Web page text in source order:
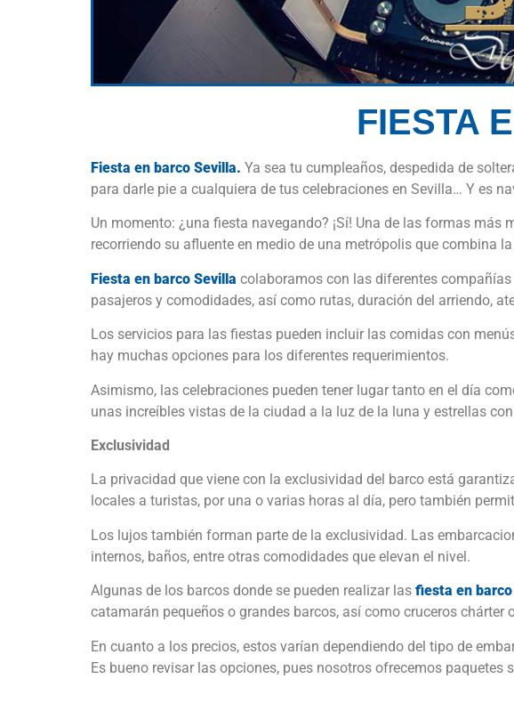
FIESTA
Fiesta en barco Sevilla. Ya sea tu cumpleaños, despedida de
para darle pie a cualquiera de tus celebraciones en Sevilla… Y es
Un momento: ¿una fiesta navegando? ¡Sí! Una de las formas
recorriendo su afluente en medio de una metrópolis que combina
Fiesta en barco Sevilla colaboramos con las diferentes
pasajeros y comodidades, así como rutas, duración del arriendo,
Los servicios para las fiestas pueden incluir las comidas con
hay muchas opciones para los diferentes requerimientos.
Asimismo, las celebraciones pueden tener lugar tanto en el día
unas increíbles vistas de la ciudad a la luz de la luna y estrellas
Exclusividad
La privacidad que viene con la exclusividad del barco está
locales a turistas, por una o varias horas al día, pero también
Los lujos también forman parte de la exclusividad. Las
internos, baños, entre otras comodidades que elevan el nivel.
Algunas de los barcos donde se pueden realizar las fiesta en
catamarán pequeños o grandes barcos, así como cruceros chárter
En cuanto a los precios, estos varían dependiendo del tipo de
Es bueno revisar las opciones, pues nosotros ofrecemos paquetes